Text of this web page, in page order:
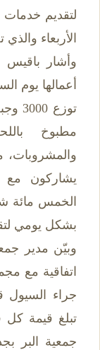
لتقديم
الأربعاء
وأشار باقيس
مطبوخ
والمشروبات،
يشاركون مع
الخمس مائة
بشكل يومي
وبيّن مدير
اتفاقية مع
جراء السيول
جمعية البر